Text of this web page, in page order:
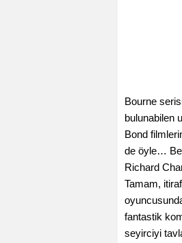
Bourne
bulunabilen
Bond
de öyle…
Richard
Tamam,
fantastik
seyirciyi